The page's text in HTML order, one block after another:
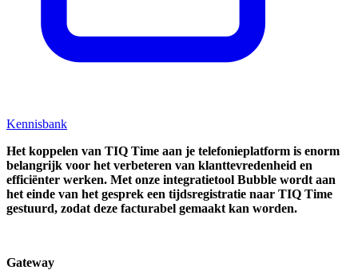
Kennisbank
Het koppelen van TIQ Time aan je telefonieplatform is enorm
belangrijk voor het verbeteren van klanttevredenheid en
efficiënter werken. Met onze integratietool Bubble wordt aan
het einde van het gesprek een tijdsregistratie naar TIQ Time
gestuurd, zodat deze facturabel gemaakt kan worden.
Gateway